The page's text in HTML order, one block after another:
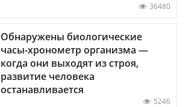
36480
Обнаружены биологические
часы-хронометр организма —
когда они выходят из строя,
развитие человека
останавливается
5246